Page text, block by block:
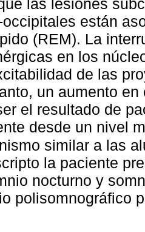
las lesiones
están
(REM). La
en los
de las
un aumento
el resultado de
desde un nivel
similar a las
la paciente
nocturno y
polisomnográfico